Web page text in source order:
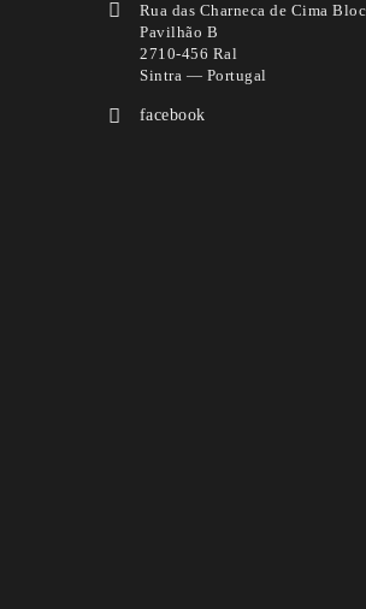
Rua das Charneca de Cima
Pavilhão B
2710-456 Ral
Sintra — Portugal
facebook